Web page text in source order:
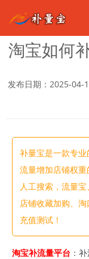
首页>淘宝流量
淘宝如何
发布日期：2025-04-
补量宝是一款专
流量增加店铺权
人工搜索，流量
店铺收藏加购、
充值测试！
淘宝补流量平台 ：